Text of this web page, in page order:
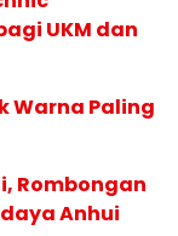
UKM dan
Warna Paling
Rombongan
Anhui